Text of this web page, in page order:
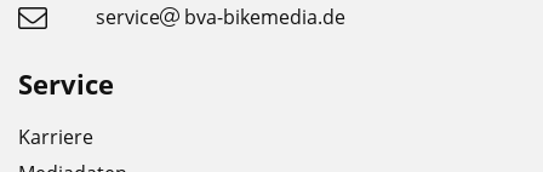
service
bva-bikemedia.de
Service
Karriere